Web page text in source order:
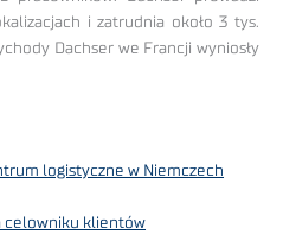
i zatrudnia około 3 tys.
Dachser we Francji wyniosły
logistyczne w Niemczech
celowniku klientów